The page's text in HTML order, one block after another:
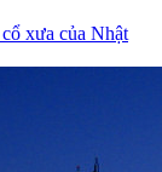
xưa của Nhật